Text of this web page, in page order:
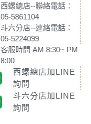
西螺總店--聯絡電話：
05-5861104
斗六分店--連絡電話：
05-5224099
客服時間 AM 8:30~ PM
8:00
西螺總店加LINE
詢問
斗六分店加LINE
詢問